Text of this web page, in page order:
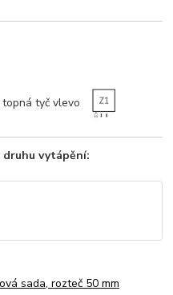
tyč vlevo
vytápění:
sada, rozteč 50 mm